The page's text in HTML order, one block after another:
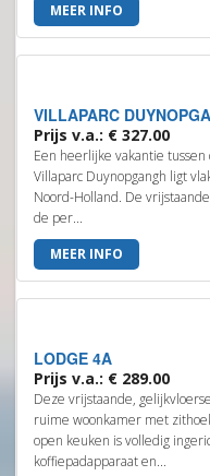
MEER INFO
VILLAPARC
Prijs v.a.: € 327.00
Een heerlijke vakantie
Villaparc Duynopgangh ligt
Noord-Holland. De
de per...
MEER INFO
LODGE 4A
Prijs v.a.: € 289.00
Deze vrijstaande,
ruime woonkamer met
open keuken is volledig
koffiepadapparaat en...